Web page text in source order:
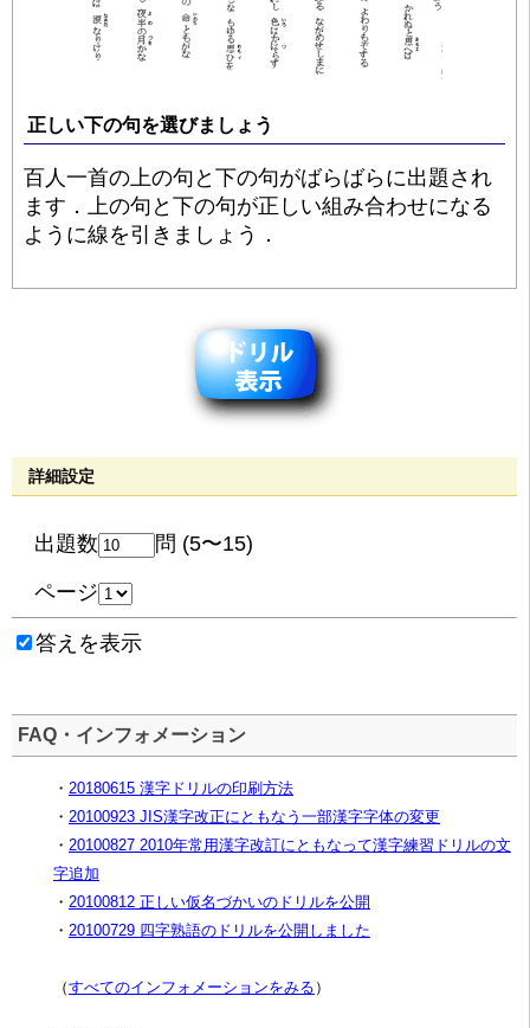
正しい下の句を選びましょう
百人一首の上の句と下の句がばらばらに出題され
ます．上の句と下の句が正しい組み合わせになる
ように線を引きましょう．
詳細設定
出題数 問 (5〜15)
ページ
答えを表示
FAQ・インフォメーション
・ 20180615 漢字ドリルの印刷方法
・ 20100923 JIS漢字改正にともなう一部漢字字体の変更
・ 20100827 2010年常用漢字改訂にともなって漢字練習ドリルの文
字追加
・ 20100812 正しい仮名づかいのドリルを公開
・ 20100729 四字熟語のドリルを公開しました
（すべてのインフォメーションをみる ）